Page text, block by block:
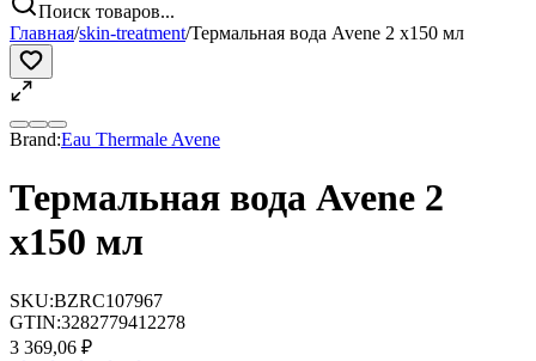
Поиск товаров...
Главная/skin-treatment/Термальная вода Avene 2 x150 мл
Brand:Eau Thermale Avene
Термальная вода Avene 2
x150 мл
SKU:BZRC107967
GTIN:3282779412278
3 369,06 ₽